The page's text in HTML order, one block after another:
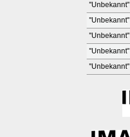
''Unbekannt''
''Unbekannt''
''Unbekannt''
''Unbekannt''
''Unbekannt''